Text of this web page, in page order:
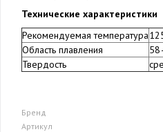
Технические характеристики
Рекомендуемая температура
Область плавления
Твердость
Бренд
Артикул